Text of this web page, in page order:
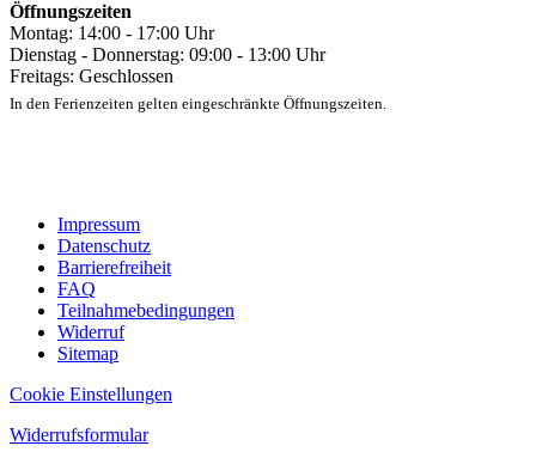
Öffnungszeiten
Montag: 14:00 - 17:00 Uhr
Dienstag - Donnerstag: 09:00 - 13:00 Uhr
Freitags: Geschlossen
In den Ferienzeiten gelten eingeschränkte Öffnungszeiten.
Impressum
Datenschutz
Barrierefreiheit
FAQ
Teilnahmebedingungen
Widerruf
Sitemap
Cookie Einstellungen
Widerrufsformular